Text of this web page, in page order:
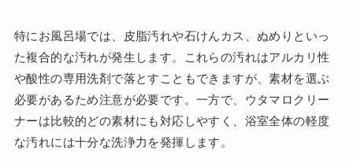
特にお風呂場では、皮脂汚れや石けんカス、ぬめりといっ
た複合的な汚れが発生します。これらの汚れはアルカリ性
や酸性の専用洗剤で落とすこともできますが、素材を選ぶ
必要があるため注意が必要です。一方で、ウタマロクリー
ナーは比較的どの素材にも対応しやすく、浴室全体の軽度
な汚れには十分な洗浄力を発揮します。